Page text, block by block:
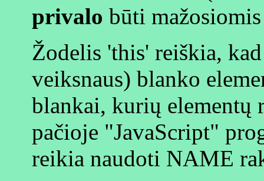
privalo būti
Žodelis 'this' reiškia,
veiksnaus) blanko
blankai, kurių elementų
pačioje "JavaScript"
reikia naudoti NAME